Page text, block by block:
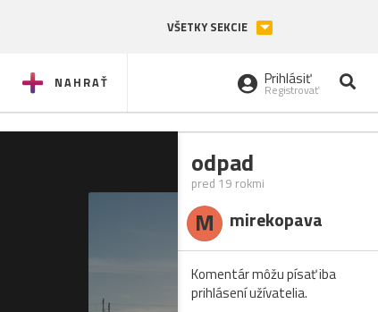
VŠETKY SEKCIE
NAHRAŤ Prihlásiť
Registrovať
odpad
pred 19 rokmi
M mirekopava
Komentár môžu písať iba
prihlásení užívatelia.